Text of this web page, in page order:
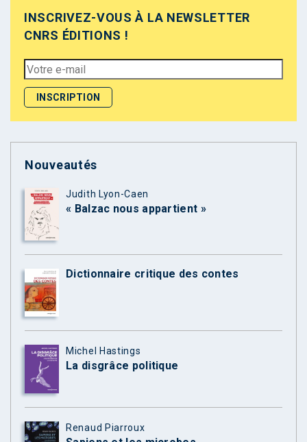
INSCRIVEZ-VOUS À LA NEWSLETTER
CNRS ÉDITIONS !
Nouveautés
Judith Lyon-Caen
« Balzac nous appartient »
Dictionnaire critique des contes
Michel Hastings
La disgrâce politique
Renaud Piarroux